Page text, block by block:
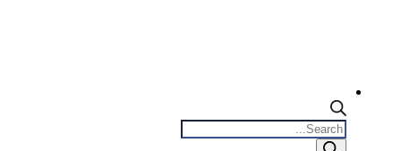
Products
search